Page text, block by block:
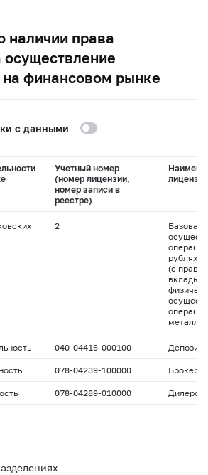
наличии права
на финансовом рынке
с данными
Учетный номер
(номер лицензии,
номер записи в
реестре)
лицензии
2
Базовая
рублях и
(с
вклады
040-04416-000100
078-04239-100000
078-04289-010000